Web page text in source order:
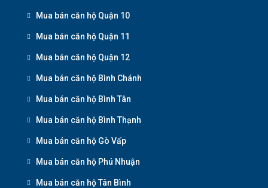
Mua bán căn hộ Quận 10
Mua bán căn hộ Quận 11
Mua bán căn hộ Quận 12
Mua bán căn hộ Bình Chánh
Mua bán căn hộ Bình Tân
Mua bán căn hộ Bình Thạnh
Mua bán căn hộ Gò Vấp
Mua bán căn hộ Phú Nhuận
Mua bán căn hộ Tân Bình